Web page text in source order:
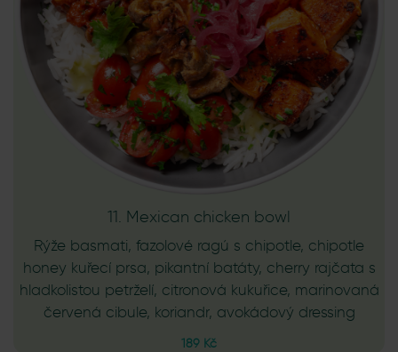
11. Mexican chicken bowl
Rýže basmati, fazolové ragú s chipotle, chipotle
honey kuřecí prsa, pikantní batáty, cherry rajčata s
hladkolistou petrželí, citronová kukuřice, marinovaná
červená cibule, koriandr, avokádový dressing
189 Kč